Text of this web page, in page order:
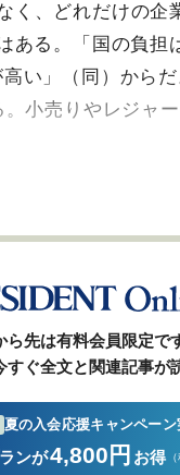
く、どれだけの企
ある。「国の負担
い」（同）から
小売りやレジャ
ら先は有料会員限定で
ぐ全文と関連記事が
夏の入会応援キャンペーン
ンが4,800円 お得